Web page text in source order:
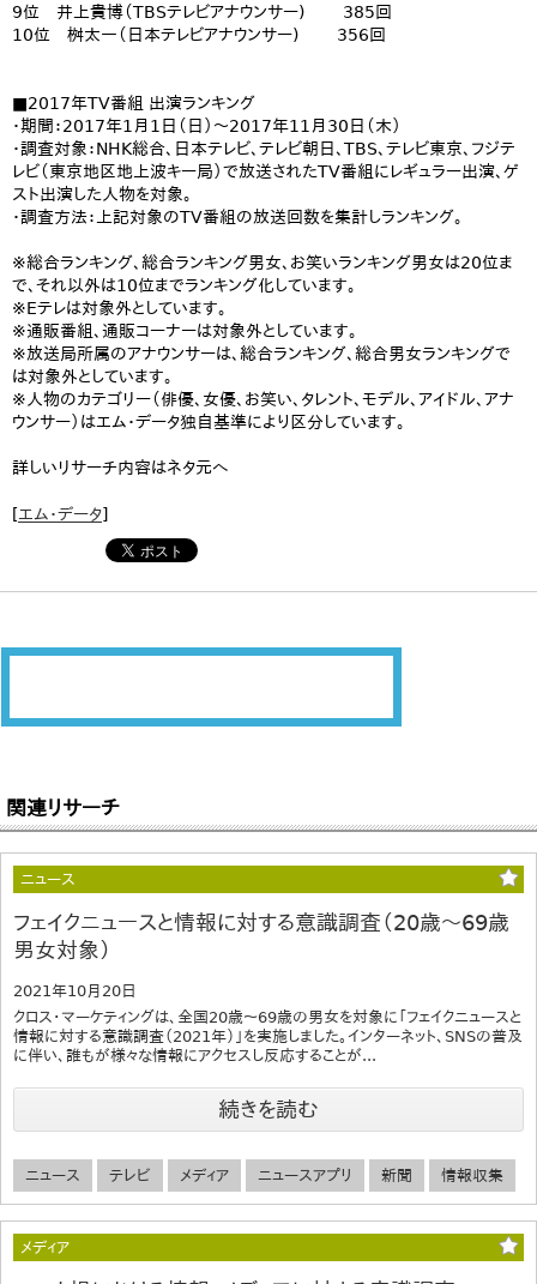
9位 井上貴博（TBSテレビアナウンサー) 385回
10位 桝太一（日本テレビアナウンサー) 356回
■2017年TV番組 出演ランキング
・期間：2017年1月1日（日）～2017年11月30日（木）
・調査対象：NHK総合、日本テレビ、テレビ朝日、TBS、テレビ東京、フジテ
レビ（東京地区地上波キー局）で放送されたTV番組にレギュラー出演、ゲ
スト出演した人物を対象。
・調査方法：上記対象のTV番組の放送回数を集計しランキング。
※総合ランキング、総合ランキング男女、お笑いランキング男女は20位ま
で、それ以外は10位までランキング化しています。
※Eテレは対象外としています。
※通販番組、通販コーナーは対象外としています。
※放送局所属のアナウンサーは、総合ランキング、総合男女ランキングで
は対象外としています。
※人物のカテゴリー（俳優、女優、お笑い、タレント、モデル、アイドル、アナ
ウンサー）はエム・データ独自基準により区分しています。
詳しいリサーチ内容はネタ元へ
[エム・データ]
関連リサーチ
ニュース
フェイクニュースと情報に対する意識調査（20歳～69歳
男女対象）
2021年10月20日
クロス・マーケティングは、全国20歳～69歳の男女を対象に「フェイクニュースと
情報に対する意識調査（2021年）」を実施しました。インターネット、SNSの普及
に伴い、誰もが様々な情報にアクセスし反応することが...
続きを読む
ニュース テレビ メディア ニュースアプリ 新聞 情報収集
メディア